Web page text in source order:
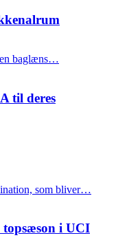
en baglæns…
til deres
som bliver…
topsæson i UCI